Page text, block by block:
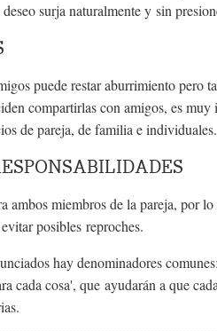
surja naturalmente y sin
puede restar aburrimiento pero
compartirlas con amigos, es
de pareja, de familia e individuales.
ambos miembros de la pareja, por
posibles reproches.
hay denominadores
cada cosa', que ayudarán a que